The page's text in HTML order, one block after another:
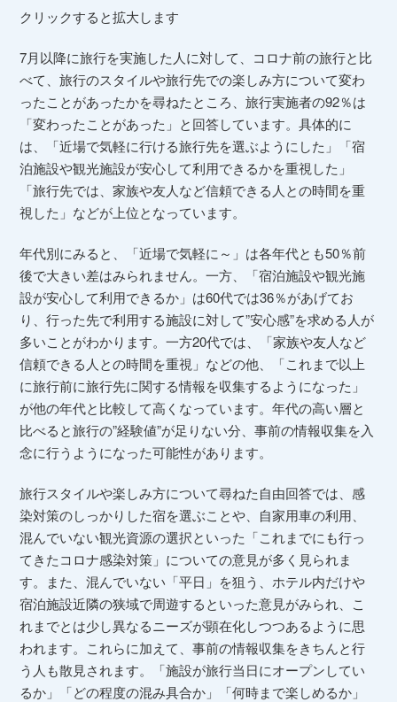
クリックすると拡大します
7月以降に旅行を実施した人に対して、コロナ前の旅行と比
べて、旅行のスタイルや旅行先での楽しみ方について変わ
ったことがあったかを尋ねたところ、旅行実施者の92％は
「変わったことがあった」と回答しています。具体的に
は、「近場で気軽に行ける旅行先を選ぶようにした」「宿
泊施設や観光施設が安心して利用できるかを重視した」
「旅行先では、家族や友人など信頼できる人との時間を重
視した」などが上位となっています。
年代別にみると、「近場で気軽に～」は各年代とも50％前
後で大きい差はみられません。一方、「宿泊施設や観光施
設が安心して利用できるか」は60代では36％があげてお
り、行った先で利用する施設に対して”安心感”を求める人が
多いことがわかります。一方20代では、「家族や友人など
信頼できる人との時間を重視」などの他、「これまで以上
に旅行前に旅行先に関する情報を収集するようになった」
が他の年代と比較して高くなっています。年代の高い層と
比べると旅行の”経験値”が足りない分、事前の情報収集を入
念に行うようになった可能性があります。
旅行スタイルや楽しみ方について尋ねた自由回答では、感
染対策のしっかりした宿を選ぶことや、自家用車の利用、
混んでいない観光資源の選択といった「これまでにも行っ
てきたコロナ感染対策」についての意見が多く見られま
す。また、混んでいない「平日」を狙う、ホテル内だけや
宿泊施設近隣の狭域で周遊するといった意見がみられ、こ
れまでとは少し異なるニーズが顕在化しつつあるように思
われます。これらに加えて、事前の情報収集をきちんと行
う人も散見されます。「施設が旅行当日にオープンしてい
るか」「どの程度の混み具合か」「何時まで楽しめるか」